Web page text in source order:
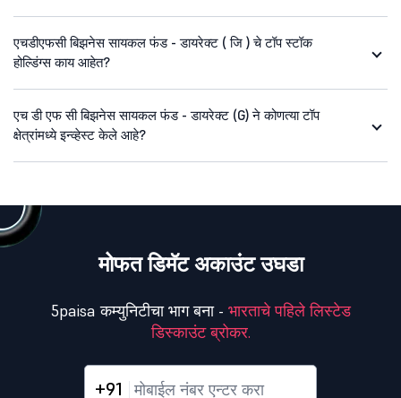
एचडीएफसी बिझनेस सायकल फंड - डायरेक्ट ( जि ) चे टॉप स्टॉक
होल्डिंग्स काय आहेत?
एच डी एफ सी बिझनेस सायकल फंड - डायरेक्ट (G) ने कोणत्या टॉप
क्षेत्रांमध्ये इन्व्हेस्ट केले आहे?
मोफत डिमॅट अकाउंट उघडा
5paisa कम्युनिटीचा भाग बना - भारताचे पहिले लिस्टेड
डिस्काउंट ब्रोकर.
+91